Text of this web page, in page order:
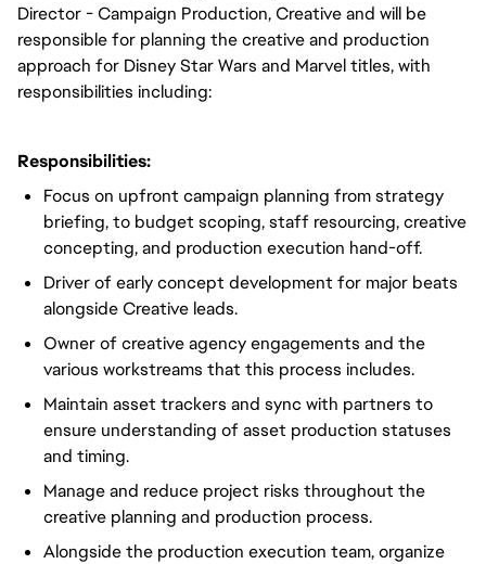
Director - Campaign Production, Creative and will be
responsible for planning the creative and production
approach for Disney Star Wars and Marvel titles, with
responsibilities including:
Responsibilities:
Focus on upfront campaign planning from strategy
briefing, to budget scoping, staff resourcing, creative
concepting, and production execution hand-off.
Driver of early concept development for major beats
alongside Creative leads.
Owner of creative agency engagements and the
various workstreams that this process includes.
Maintain asset trackers and sync with partners to
ensure understanding of asset production statuses
and timing.
Manage and reduce project risks throughout the
creative planning and production process.
Alongside the production execution team, organize